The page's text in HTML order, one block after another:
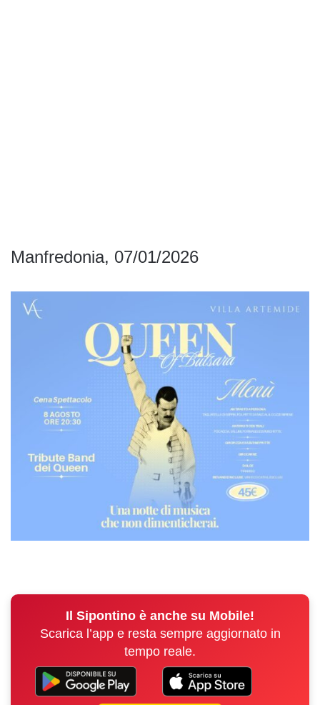
Manfredonia, 07/01/2026
Il Sipontino è anche su Mobile!
Scarica l’app e resta sempre aggiornato in
tempo reale.